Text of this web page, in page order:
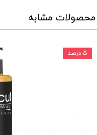
محصولات مشابه
۵ درصد